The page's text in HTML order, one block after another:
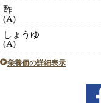
酢
(A)
しょうゆ
(A)
栄養価の詳細表示